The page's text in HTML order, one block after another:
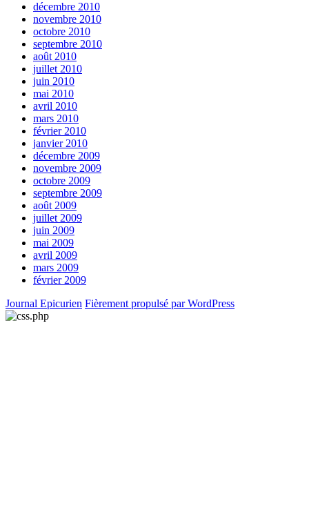
décembre 2010
novembre 2010
octobre 2010
septembre 2010
août 2010
juillet 2010
juin 2010
mai 2010
avril 2010
mars 2010
février 2010
janvier 2010
décembre 2009
novembre 2009
octobre 2009
septembre 2009
août 2009
juillet 2009
juin 2009
mai 2009
avril 2009
mars 2009
février 2009
Journal Epicurien Fièrement propulsé par WordPress